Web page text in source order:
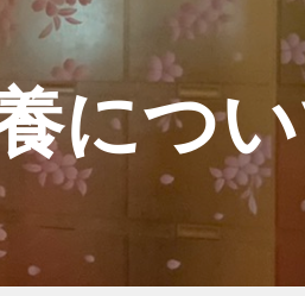
につ